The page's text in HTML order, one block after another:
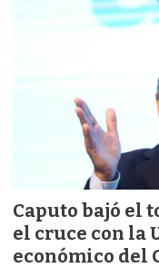
Caputo bajó el
el cruce con la
económico del